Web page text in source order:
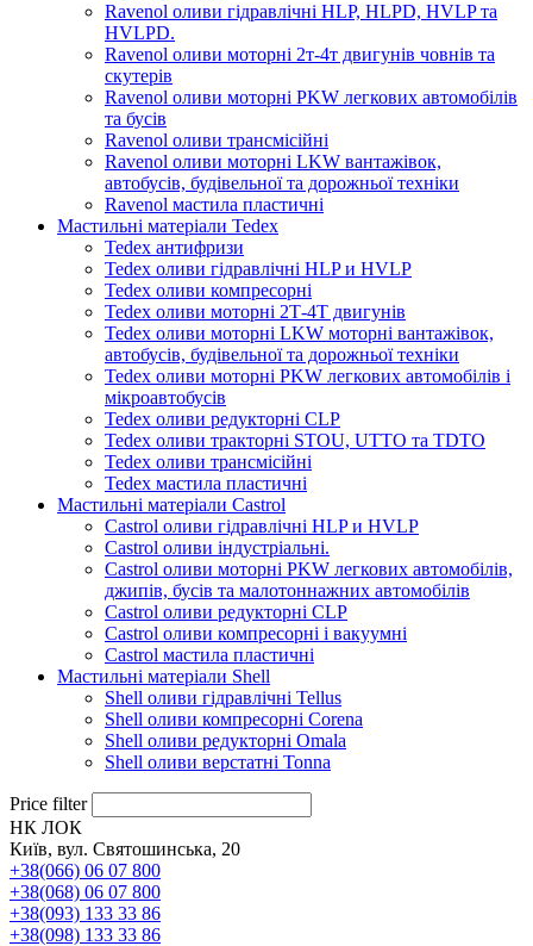
Ravenol оливи гідравлічні HLP, HLPD, HVLP та
HVLPD.
Ravenol оливи моторні 2т-4т двигунів човнів та
скутерів
Ravenol оливи моторні PKW легкових автомобілів
та бусів
Ravenol оливи трансмісійні
Ravenol оливи моторні LKW вантажівок,
автобусів, будівельної та дорожньої техніки
Ravenol мастила пластичні
Мастильні матеріали Tedex
Tedex антифризи
Tedex оливи гідравлічні HLP и HVLP
Tedex оливи компресорні
Tedex оливи моторні 2Т-4Т двигунів
Tedex оливи моторні LKW моторні вантажівок,
автобусів, будівельної та дорожньої техніки
Tedex оливи моторні PKW легкових автомобілів і
мікроавтобусів
Tedex оливи редукторні CLP
Tedex оливи тракторні STOU, UTTO та TDTO
Tedex оливи трансмісійні
Tedex мастила пластичні
Мастильні матеріали Castrol
Castrol оливи гідравлічні HLP и HVLP
Castrol оливи індустріальні.
Castrol оливи моторні PKW легкових автомобілів,
джипів, бусів та малотоннажних автомобілів
Castrol оливи редукторні CLP
Castrol оливи компресорні і вакуумні
Castrol мастила пластичні
Мастильні матеріали Shell
Shell оливи гідравлічні Tellus
Shell оливи компресорні Corena
Shell оливи редукторні Omala
Shell оливи верстатні Tonna
Price filter
НК ЛОК
Київ, вул. Святошинська, 20
+38(066) 06 07 800
+38(068) 06 07 800
+38(093) 133 33 86
+38(098) 133 33 86